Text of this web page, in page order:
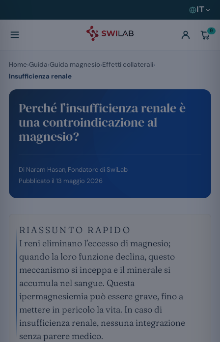
IT
0
Perché l’insufficienza renale è
una controindicazione al
magnesio?
Di Naram Hasan, Fondatore di SwiLab
Pubblicato il 13 maggio 2026
RIASSUNTO RAPIDO
I reni eliminano l’eccesso di magnesio;
quando la loro funzione declina, questo
meccanismo si inceppa e il minerale si
accumula nel sangue. Questa
ipermagnesiemia può essere grave, fino a
mettere in pericolo la vita. In caso di
insufficienza renale, nessuna integrazione
senza parere medico.
Home Guida Guida magnesio Effetti collaterali
Insufficienza renale